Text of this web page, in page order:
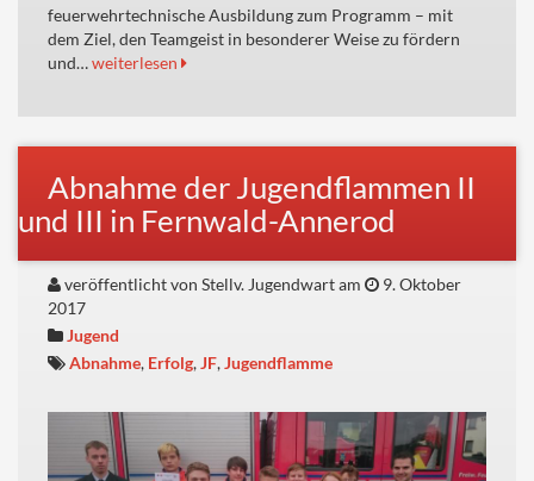
feuerwehrtechnische Ausbildung zum Programm – mit
dem Ziel, den Teamgeist in besonderer Weise zu fördern
und…weiterlesen
Abnahme der Jugendflammen II
und III in Fernwald-Annerod
veröffentlicht von Stellv. Jugendwart am
9. Oktober
2017
Jugend
Abnahme, Erfolg,JF,Jugendflamme